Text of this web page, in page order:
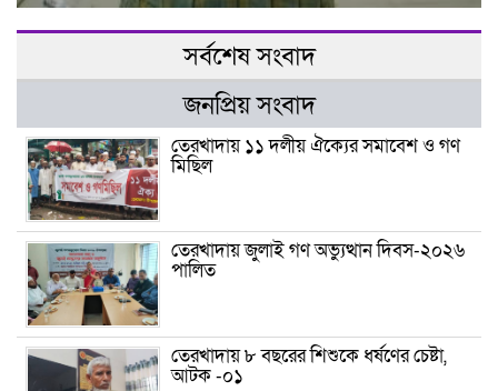
সর্বশেষ সংবাদ
জনপ্রিয় সংবাদ
তেরখাদায় ১১ দলীয় ঐক্যের সমাবেশ ও গণ
মিছিল
তেরখাদায় জুলাই গণ অভ্যুত্থান দিবস-২০২৬
পালিত
তেরখাদায় ৮ বছরের শিশুকে ধর্ষণের চেষ্টা,
আটক -০১